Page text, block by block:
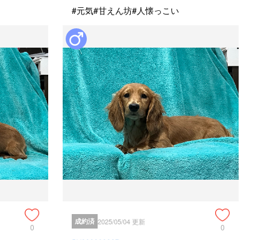
天性の異常の発見 (獣医師の診断書が必要です)
場合は対応いたしかねます。
を無料でお付けしております。
問い合わせをお断りさせて頂いております。
#元気#甘えん坊#人懐っこい
0
成約済 2025/05/04 更新
0